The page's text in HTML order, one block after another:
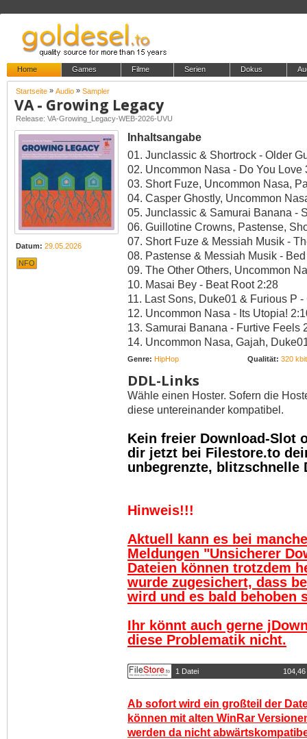
Home Games Filme Serien Dokus
Startseite » Audio » Sampler
VA - Growing Legacy
Release: VA-Growing_Legacy-WEB-2026-UVU
Datum: 29.05.2026
NFO
Inhaltsangabe
01. Junclassic & Shortrock - Older
02. Uncommon Nasa - Do You Love
03. Short Fuze, Uncommon Nasa,
04. Casper Ghostly, Uncommon
05. Junclassic & Samurai Banana -
06. Guillotine Crowns, Pastense,
07. Short Fuze & Messiah Musik -
08. Pastense & Messiah Musik -
09. The Other Others, Uncommon
10. Masai Bey - Beat Root 2:28
11. Last Sons, Duke01 & Furious P
12. Uncommon Nasa - Its Utopia!
13. Samurai Banana - Furtive Feels
14. Uncommon Nasa, Gajah,
Genre: HipHop Qualität: 320
DDL-Links
Wähle einen Hoster. Sofern die
diese untereinander kompatibel.
Kein freier Download-Slot
dir jetzt bei Filestore.to
unbegrenzte, blitzschnelle
Hinweis!!!
Aktuell kann es bei
Meldungen "Unsicherer
Dateien können trotzdem
wurde zugesichert, dass
wird und es bald behoben
Ihr könnt auch gerne
diese Problematik nicht.
1 Datei
Ab sofort wird ein großteil der
können mit alten WinRar
werden da nicht